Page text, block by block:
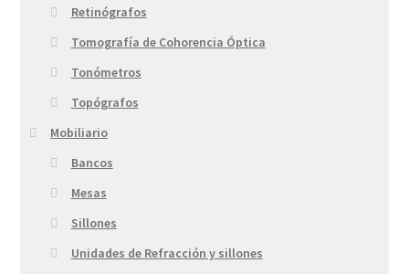
Retinógrafos
Tomografía de Cohorencia Óptica
Tonómetros
Topógrafos
Mobiliario
Bancos
Mesas
Sillones
Unidades de Refracción y sillones